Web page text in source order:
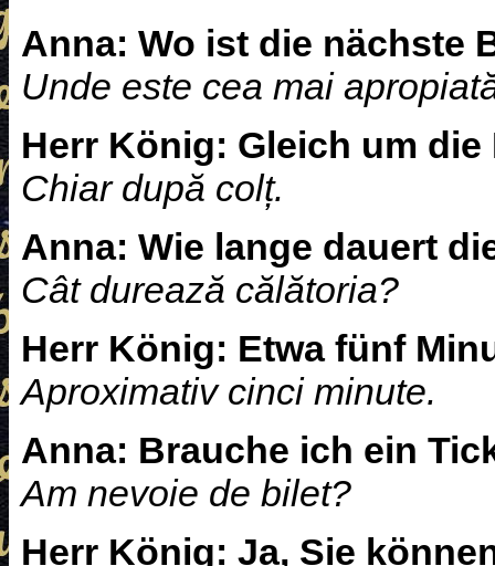
Anna: Wo ist die nächste
Unde este cea mai
Herr König: Gleich um die
Chiar după colț.
Anna: Wie lange dauert
Cât durează călătoria?
Herr König: Etwa fünf
Aproximativ cinci minute.
Anna: Brauche ich ein
Am nevoie de bilet?
Herr König: Ja, Sie